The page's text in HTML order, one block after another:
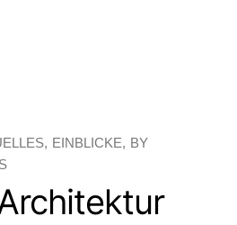
EINBLICKE
BY